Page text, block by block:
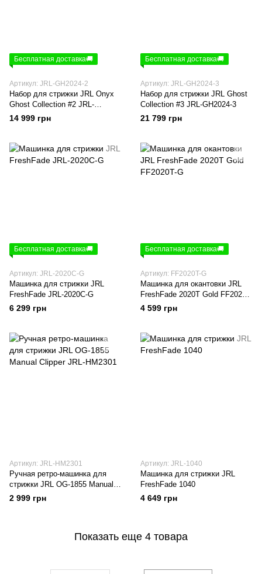
Бесплатная доставка🚚
Артикул: JRL-GH2024-2
Набор для стрижки JRL Onyx
Ghost Collection #2 JRL-
GH2024-2
14 999 грн
Бесплатная доставка🚚
Артикул: JRL-GH2024-3
Набор для стрижки JRL Ghost
Collection #3 JRL-GH2024-3
21 799 грн
Бесплатная доставка🚚
Артикул: JRL-2020C-G
Машинка для стрижки JRL
FreshFade JRL-2020C-G
6 299 грн
Бесплатная доставка🚚
Артикул: FF2020T-G
Машинка для окантовки JRL
FreshFade 2020T Gold FF2020T-
G
4 599 грн
Артикул: JRL-HM2301
Ручная ретро-машинка для
стрижки JRL OG-1855 Manual
Clipper JRL-HM2301
2 999 грн
Артикул: JRL-1040
Машинка для стрижки JRL
FreshFade 1040
4 649 грн
Показать еще 4 товара